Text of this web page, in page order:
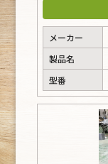
メーカー
製品名
型番